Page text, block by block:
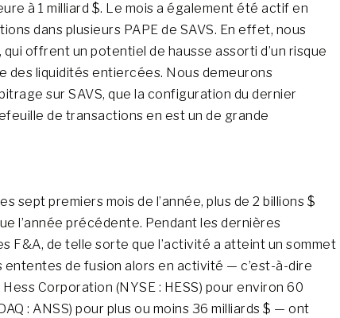
à 1 milliard $. Le mois a également été actif en
dans plusieurs PAPE de SAVS. En effet, nous
offrent un potentiel de hausse assorti d’un risque
des liquidités entiercées. Nous demeurons
sur SAVS, que la configuration du dernier
de transactions en est un de grande
sept premiers mois de l’année, plus de 2 billions $
l’année précédente. Pendant les dernières
F&A, de telle sorte que l’activité a atteint un sommet
ententes de fusion alors en activité — c’est-à-dire
Corporation (NYSE : HESS) pour environ 60
: ANSS) pour plus ou moins 36 milliards $ — ont